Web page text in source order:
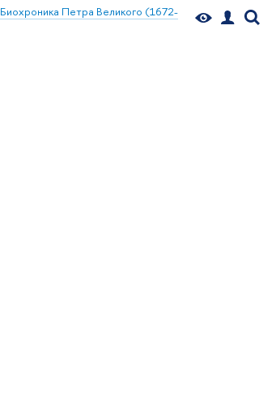
Биохроника Петра Великого (1672-